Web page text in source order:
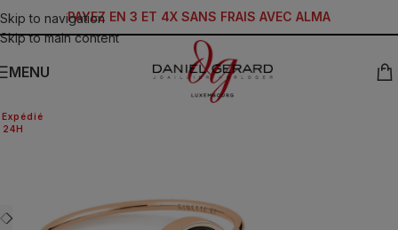
Skip to navigation
Skip to main content
PAYEZ EN 3 ET 4X SANS FRAIS AVEC ALMA
MENU
24H
Expédié